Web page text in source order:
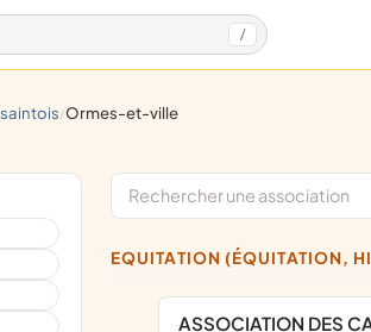
/
saintois/ ormes-et-ville
EQUITATION (ÉQUITATION,
ASSOCIATION DES